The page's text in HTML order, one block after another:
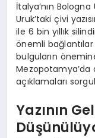
İtalya’nın
Uruk’taki çivi
ile 6 bin yıllık
önemli
bulguların
açıklamaları
Yazının